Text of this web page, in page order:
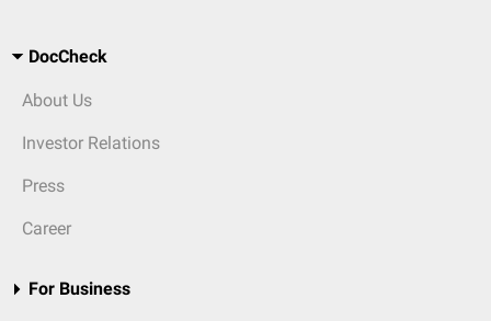
DocCheck
About Us
Investor Relations
Press
Career
For Business